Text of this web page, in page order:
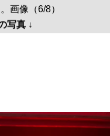
画像（6/8）
写真 ↓